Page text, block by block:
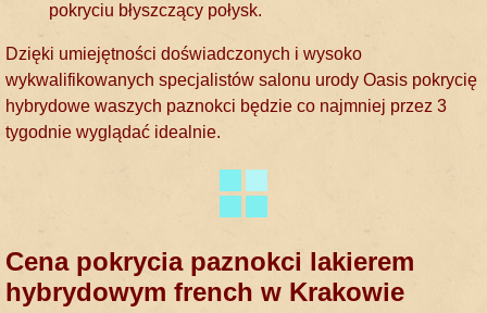
pokryciu błyszczący połysk.
Dzięki umiejętności doświadczonych i wysoko
wykwalifikowanych specjalistów salonu urody Oasis pokrycię
hybrydowe waszych paznokci będzie co najmniej przez 3
tygodnie wyglądać idealnie.
Cena pokrycia paznokci lakierem
hybrydowym french w Krakowie